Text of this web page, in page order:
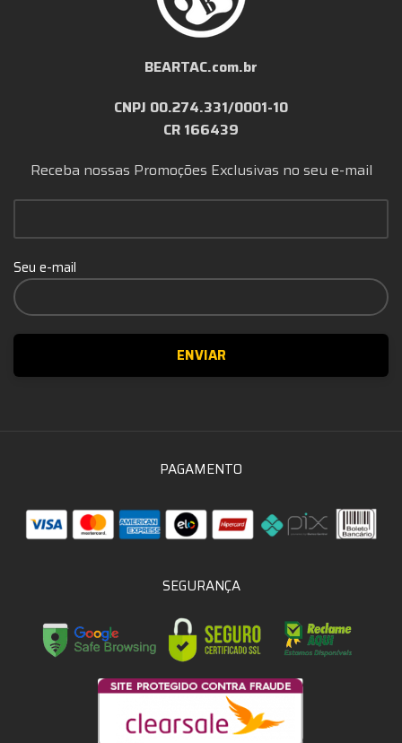
BEARTAC.com.br
CNPJ 00.274.331/0001-10
CR 166439
Receba nossas Promoções Exclusivas no seu e-mail
Seu e-mail
PAGAMENTO
SEGURANÇA